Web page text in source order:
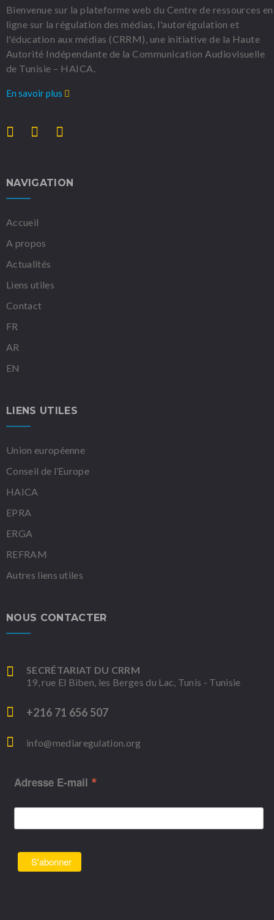
Bienvenue sur la plateforme web du Centre de ressources en
ligne sur la régulation des médias, l'autorégulation et
l'éducation aux médias (CRRM), une initiative de la Haute
Autorité Indépendante de la Communication Audiovisuelle
de Tunisie – HAICA.
En savoir plus
NAVIGATION
Accueil
A propos
Actualités
Liens utiles
Contact
FR
AR
EN
LIENS UTILES
Union européenne
Conseil de l’Europe
HAICA
EPRA
ERGA
REFRAM
Autres liens utiles
NOUS CONTACTER
SECRÉTARIAT DU CRRM
19, rue El Biben, les Berges du Lac, Tunis - Tunisie
+216 71 656 507
info@mediaregulation.org
Adresse E-mail *